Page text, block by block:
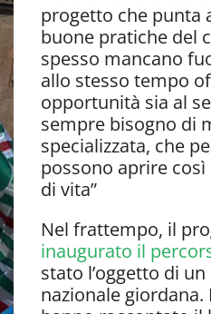
progetto che punta
buone pratiche del
spesso mancano
allo stesso tempo
opportunità sia al
sempre bisogno di
specializzata, che
possono aprire
di vita”
Nel frattempo, il
inaugurato il
stato l’oggetto di
nazionale giordana.